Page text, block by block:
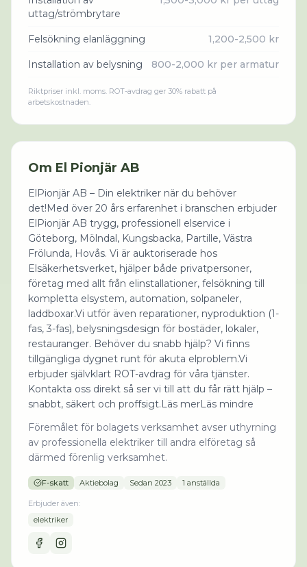
uttag/strömbrytare
Felsökning elanläggning 1,200-2,500 kr
Installation av belysning 800-2,000 kr per armatur
Riktpriser inkl. moms. ROT-avdrag ger 30% rabatt på
arbetskostnaden.
Om El Pionjär AB
ElPionjär AB – Din elektriker när du behöver
det!Med över 20 års erfarenhet i branschen erbjuder
ElPionjär AB trygg, professionell elservice i
Göteborg, Mölndal, Kungsbacka, Partille, Västra
Frölunda, Hovås. Vi är auktoriserade hos
Elsäkerhetsverket, hjälper både privatpersoner,
företag med allt från elinstallationer, felsökning till
kompletta elsystem, automation, solpaneler,
laddboxar.Vi utför även reparationer, nyproduktion (1-
fas, 3-fas), belysningsdesign för bostäder, lokaler,
restauranger. Behöver du snabb hjälp? Vi finns
tillgängliga dygnet runt för akuta elproblem.Vi
erbjuder självklart ROT-avdrag för våra tjänster.
Kontakta oss direkt så ser vi till att du får rätt hjälp –
snabbt, säkert och proffsigt.Läs merLäs mindre
Föremålet för bolagets verksamhet avser uthyrning
av professionella elektriker till andra elföretag så
därmed förenlig verksamhet.
F-skatt Aktiebolag Sedan 2023 1 anställda
Erbjuder även:
elektriker